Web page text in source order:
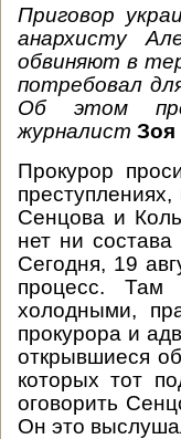
Приговор
анархисту
обвиняют в
потребовал
Об этом
журналист Зоя
Прокурор
Сенцова и
нет ни
Сегодня, 19
процесс. Там
холодными,
прокурора и
открывшиеся
которых тот
оговорить
Он это